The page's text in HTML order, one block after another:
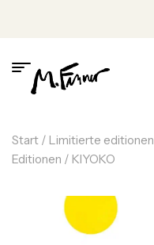
Start / Limitierte editionen
Editionen / KIYOKO